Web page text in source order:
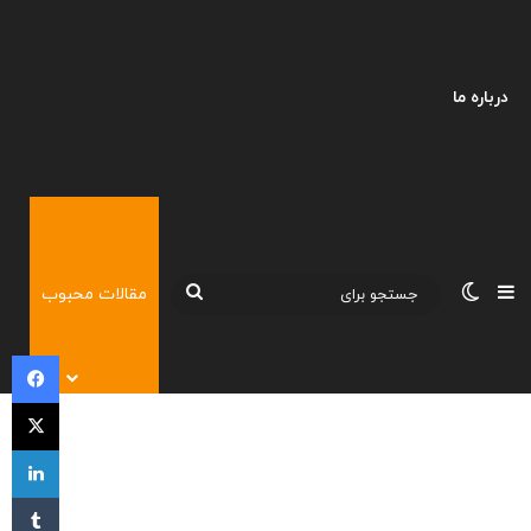
درباره ما
نوارکناریتغییر پوسته
جستجومقالات محبوب